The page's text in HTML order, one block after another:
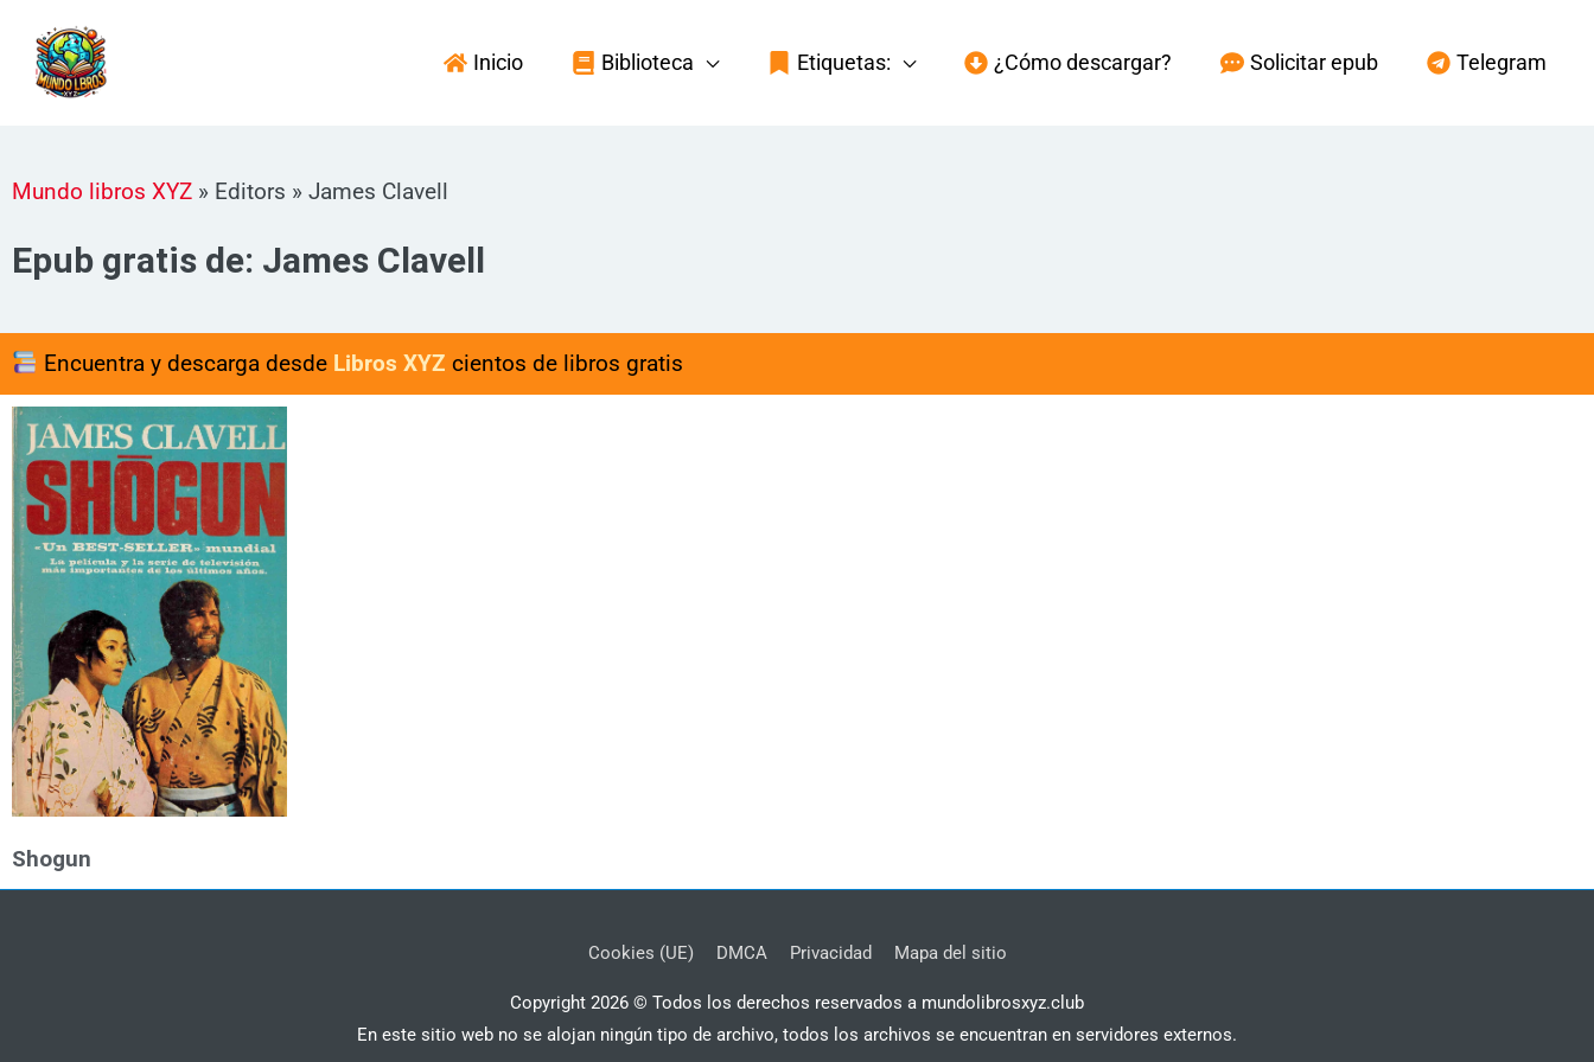
contenido
Inicio Biblioteca Etiquetas: ¿Cómo descargar? Solicitar epub Telegram
Mundo libros XYZ » Editors » James Clavell
Epub gratis de: James Clavell
Encuentra y descarga desde Libros XYZ cientos de libros gratis
Shogun
Cookies (UE) DMCA Privacidad Mapa del sitio
Copyright 2026 © Todos los derechos reservados a mundolibrosxyz.club
En este sitio web no se alojan ningún tipo de archivo, todos los archivos se encuentran en servidores externos.